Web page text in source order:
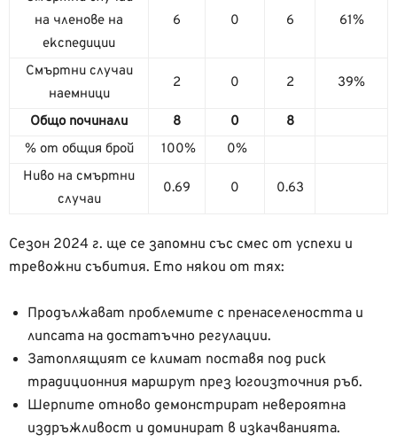
на членове на
експедиции
6 0 6 61%
Смъртни случаи
наемници
2 0 2 39%
Общо починали 8 0
8
% от общия брой
100%
0%
Ниво на смъртни
случаи
0.69 0 0.63
Сезон 2024 г. ще се запомни със смес от успехи и
тревожни събития. Ето някои от тях:
Продължават проблемите с пренаселеността и
липсата на достатъчно регулации.
Затоплящият се климат поставя под риск
традиционния маршрут през югоизточния ръб.
Шерпите отново демонстрират невероятна
издръжливост и доминират в изкачванията.